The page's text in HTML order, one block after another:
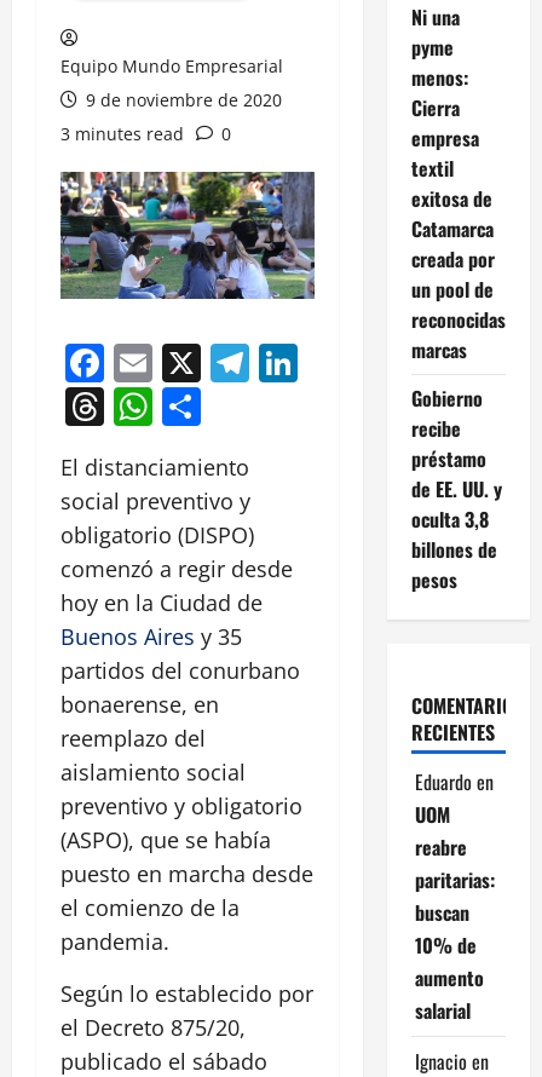
Equipo Mundo Empresarial
9 de noviembre de 2020
3 minutes read
0
Facebook
Email
X Telegram
LinkedIn
Threads
WhatsApp
El distanciamiento
social preventivo y
obligatorio (DISPO)
comenzó a regir desde
hoy en la Ciudad de
Buenos Aires y 35
partidos del conurbano
bonaerense, en
reemplazo del
aislamiento social
preventivo y obligatorio
(ASPO), que se había
puesto en marcha desde
el comienzo de la
pandemia.
Según lo establecido por
el Decreto 875/20,
publicado el sábado
Ni una
pyme
menos:
Cierra
empresa
textil
exitosa de
Catamarca
creada por
un pool de
reconocidas
marcas
Gobierno
recibe
préstamo
de EE. UU. y
oculta 3,8
billones de
pesos
COMENTARIOS
RECIENTES
Eduardo en
UOM
reabre
paritarias:
buscan
10% de
aumento
salarial
Ignacio en